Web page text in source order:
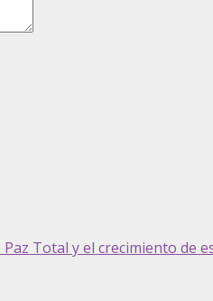
Total y el crecimiento de